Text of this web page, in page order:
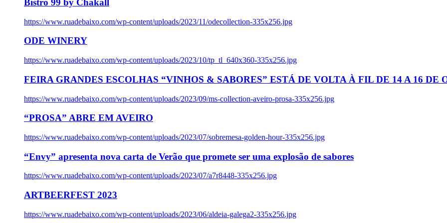
Bistro 99 by Chakall
https://www.ruadebaixo.com/wp-content/uploads/2023/11/odecollection-335x256.jpg
ODE WINERY
https://www.ruadebaixo.com/wp-content/uploads/2023/10/tp_tl_640x360-335x256.jpg
FEIRA GRANDES ESCOLHAS “VINHOS & SABORES” ESTÁ DE VOLTA À FIL DE 14 A 16 DE
https://www.ruadebaixo.com/wp-content/uploads/2023/09/ms-collection-aveiro-prosa-335x256.jpg
“PROSA” ABRE EM AVEIRO
https://www.ruadebaixo.com/wp-content/uploads/2023/07/sobremesa-golden-hour-335x256.jpg
“Envy” apresenta nova carta de Verão que promete ser uma explosão de sabores
https://www.ruadebaixo.com/wp-content/uploads/2023/07/a7r8448-335x256.jpg
ARTBEERFEST 2023
https://www.ruadebaixo.com/wp-content/uploads/2023/06/aldeia-galega2-335x256.jpg